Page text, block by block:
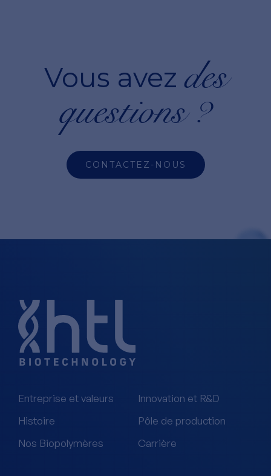
Vous avez des
questions ?
CONTACTEZ-NOUS
Entreprise et valeurs
Histoire
Nos Biopolymères
Innovation et R&D
Pôle de production
Carrière